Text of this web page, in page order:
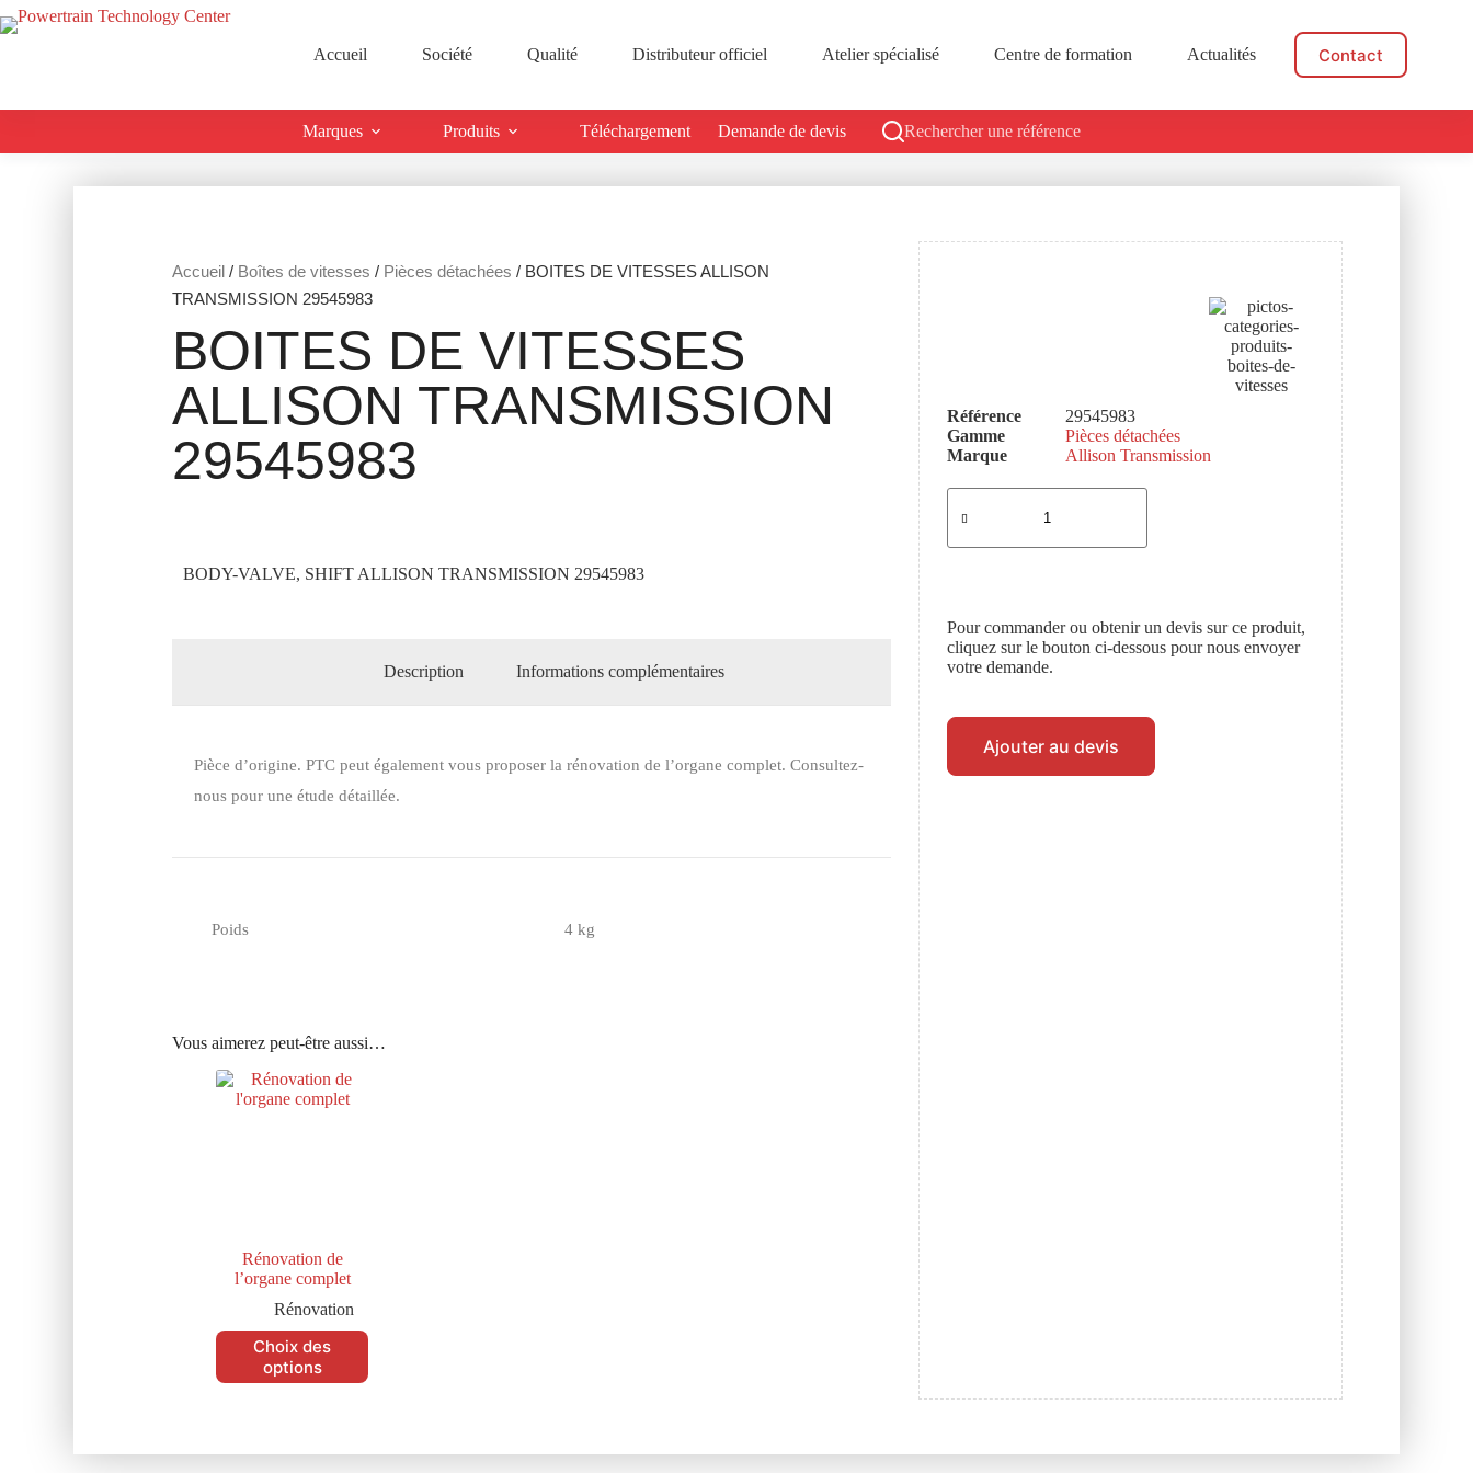
Accueil Société Qualité Distributeur officiel Atelier spécialisé Centre de formation Actualités Contact
Marques Produits Téléchargement Demande de devis Rechercher une référence
Accueil / Boîtes de vitesses / Pièces détachées / BOITES DE VITESSES ALLISON
TRANSMISSION 29545983
BOITES DE VITESSES
ALLISON TRANSMISSION
29545983
BODY-VALVE, SHIFT ALLISON TRANSMISSION 29545983
Description Informations complémentaires
Pièce d’origine. PTC peut également vous proposer la rénovation de l’organe complet. Consultez-
nous pour une étude détaillée.
Poids 4 kg
Vous aimerez peut-être aussi…
Rénovation de
l’organe complet
Rénovation
Choix des
options
Référence
29545983
Gamme
Pièces détachées
Marque
Allison Transmission
Pour commander ou obtenir un devis sur ce produit,
cliquez sur le bouton ci-dessous pour nous envoyer
votre demande.
Ajouter au devis